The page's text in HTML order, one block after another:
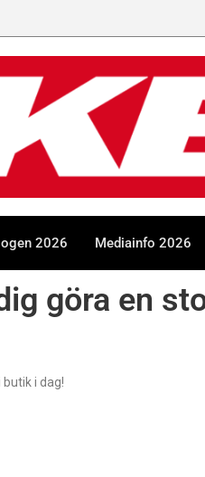
2026 Mediainfo 2026
göra en
i dag!